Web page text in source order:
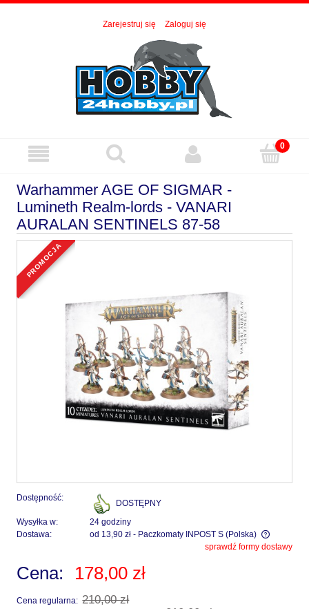
Zarejestruj się Zaloguj się
Warhammer AGE OF SIGMAR -
Lumineth Realm-lords - VANARI
AURALAN SENTINELS 87-58
promocja
Dostępność:
DOSTĘPNY
Wysyłka w:
24 godziny
Dostawa:
od 13,90 zł - Paczkomaty INPOST S (Polska)
Cena nie zawiera ewentualnych kosztów płatnościsprawdź formy dostawy
Cena: 178,00 zł
Cena regularna: 210,00 zł